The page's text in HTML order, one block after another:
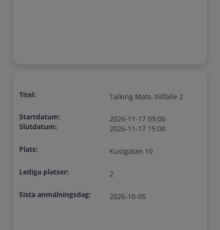
Titel: Talking Mats, tillfälle 2
Startdatum:
Slutdatum:
2026-11-17 09:00
2026-11-17 15:00
Plats: Kustgatan 10
Lediga platser: 2
Sista anmälningsdag: 2026-10-05